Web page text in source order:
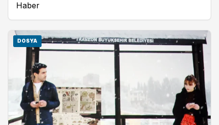
Haber
DOSYA